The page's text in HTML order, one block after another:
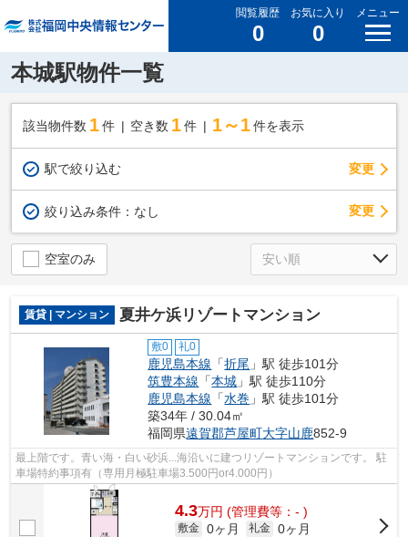
閲覧履歴
0
お気に入り
0
メニュー
本城駅物件一覧
該当物件数 1件 空き数 1 件 1～1 件を表示
駅で絞り込む 変更
絞り込み条件： なし 変更
空室のみ
賃貸 | マンション 夏井ケ浜リゾートマンション
敷0 礼0
鹿児島本線 「折尾 」駅 徒歩101分
筑豊本線 「本城 」駅 徒歩110分
鹿児島本線 「水巻 」駅 徒歩101分
築34年 / 30.04㎡
福岡県遠賀郡芦屋町大字山鹿852-9
最上階です。青い海・白い砂浜...海沿いに建つリゾートマンションです。 駐
車場特約事項有（専用月極駐車場3.500円or4.000円）
4.3万円 (管理費等：- )
敷金 0ヶ月 礼金 0ヶ月